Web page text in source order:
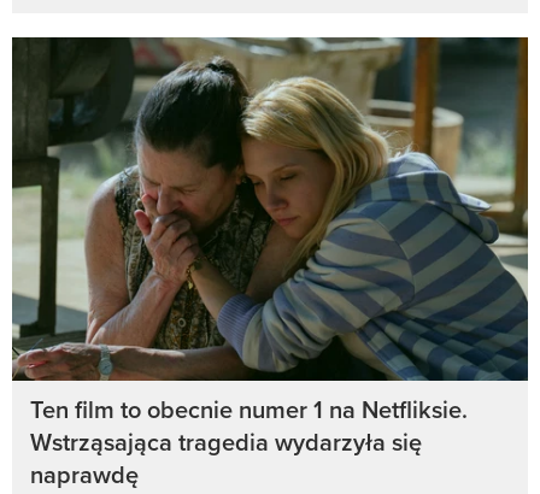
Ten film to obecnie numer 1 na Netfliksie.
Wstrząsająca tragedia wydarzyła się
naprawdę